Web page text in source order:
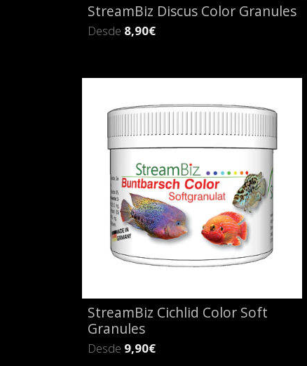
StreamBiz Discus Color Granules
Desde 8,90€
StreamBiz Cichlid Color Soft
Granules
Desde 9,90€